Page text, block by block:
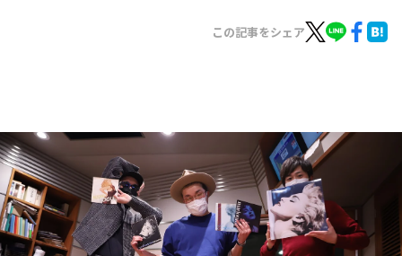
イベント・グッズ
YouTube
会社情報
この記事をシェア